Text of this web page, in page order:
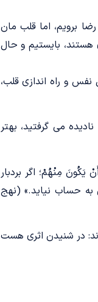
برویم، اما قلب مان
هستند، بایستیم و حال
و راه اندازی قلب،
می گرفتید، بهتر
مِنْهُمْ؛ اگر بردبار
به حساب نیاید.» (نهج
در شنیدن اثری هست